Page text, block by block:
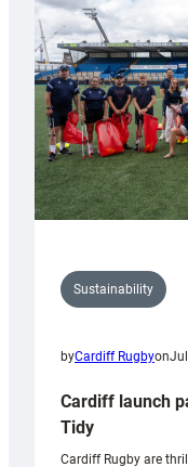
Sustainability
byCardiff Rugbyon
Cardiff launch
Tidy
Cardiff Rugby are